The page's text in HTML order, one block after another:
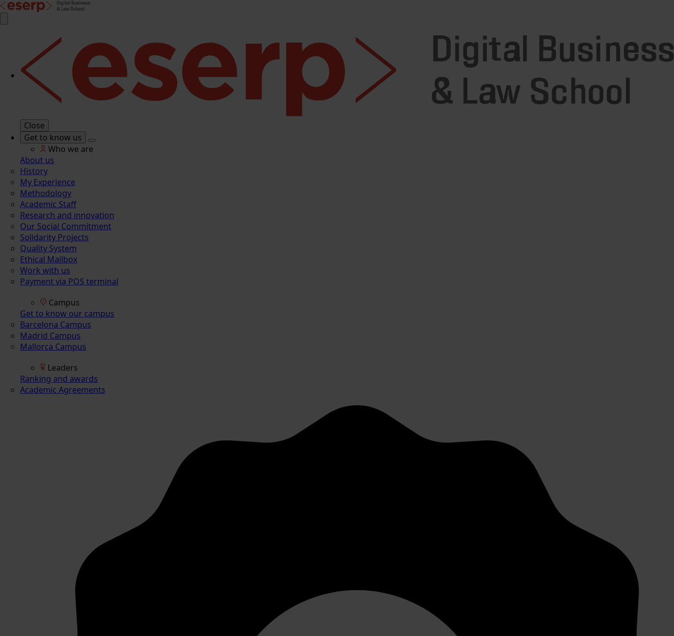
Close
Get to know us
Who we are
About us
History
My Experience
Methodology
Academic Staff
Research and innovation
Our Social Commitment
Solidarity Projects
Quality System
Ethical Mailbox
Work with us
Payment via POS terminal
Campus
Get to know our campus
Barcelona Campus
Madrid Campus
Mallorca Campus
Leaders
Ranking and awards
Academic Agreements